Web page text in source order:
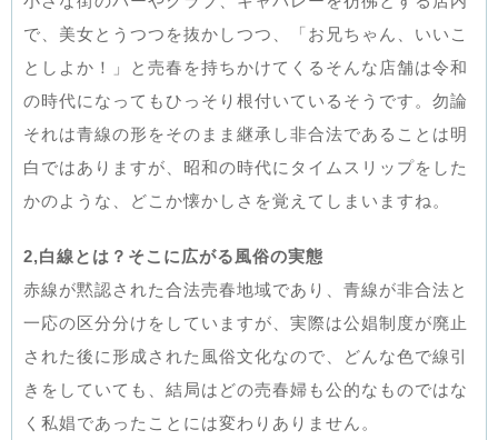
で、美女とうつつを抜かしつつ、「お兄ちゃん、いいこ
としよか！」と売春を持ちかけてくるそんな店舗は令和
の時代になってもひっそり根付いているそうです。勿論
それは青線の形をそのまま継承し非合法であることは明
白ではありますが、昭和の時代にタイムスリップをした
かのような、どこか懐かしさを覚えてしまいますね。
2,白線とは？そこに広がる風俗の実態
赤線が黙認された合法売春地域であり、青線が非合法と
一応の区分分けをしていますが、実際は公娼制度が廃止
された後に形成された風俗文化なので、どんな色で線引
きをしていても、結局はどの売春婦も公的なものではな
く私娼であったことには変わりありません。